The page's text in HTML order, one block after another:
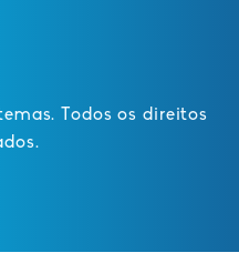
Todos os direitos